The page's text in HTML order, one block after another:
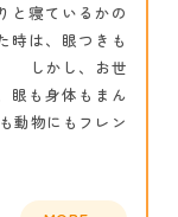
と寝ているかの
時は、眼つきも
かし、お世
眼も身体もまん
物にもフレン